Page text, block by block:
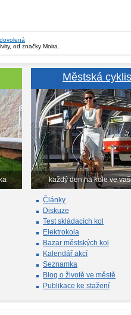
od značky Moira.
Městská
každý den na kole ve
Články
Diskuze
Test skládacích kol
Elektrokola
Bazar městských kol
Kalendář akcí
Seznamka
Blog o životě ve městě
Publikace ke stažení